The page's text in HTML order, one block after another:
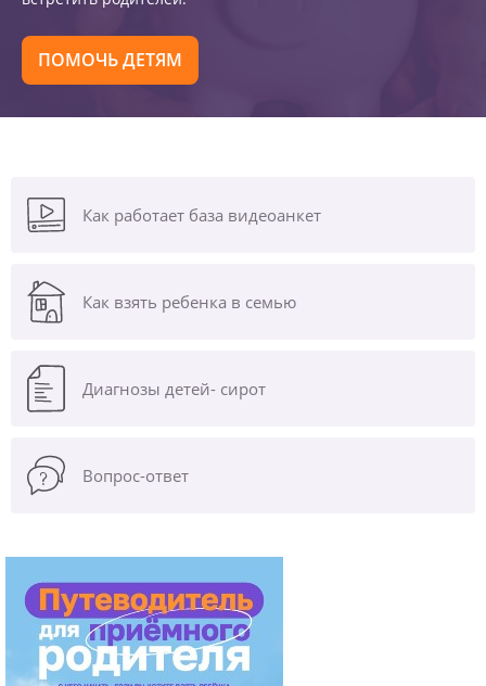
ПОМОЧЬ ДЕТЯМ
Как работает база видеоанкет
Как взять ребенка в семью
Диагнозы детей- сирот
Вопрос-ответ